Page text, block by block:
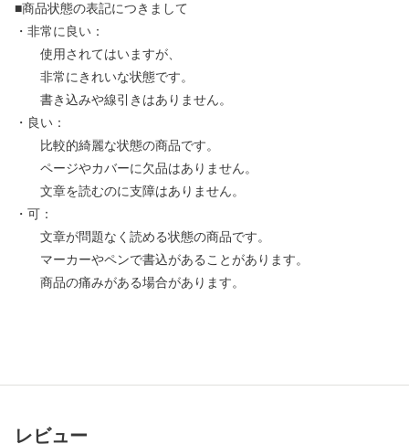
■商品状態の表記につきまして
・非常に良い：
使用されてはいますが、
非常にきれいな状態です。
書き込みや線引きはありません。
・良い：
比較的綺麗な状態の商品です。
ページやカバーに欠品はありません。
文章を読むのに支障はありません。
・可：
文章が問題なく読める状態の商品です。
マーカーやペンで書込があることがあります。
商品の痛みがある場合があります。
レビュー